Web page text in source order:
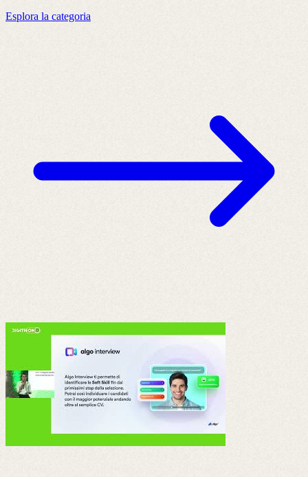
Esplora la categoria